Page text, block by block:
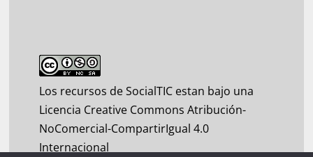
Los recursos de SocialTIC estan bajo una
Licencia Creative Commons Atribución-
NoComercial-CompartirIgual 4.0
Internacional